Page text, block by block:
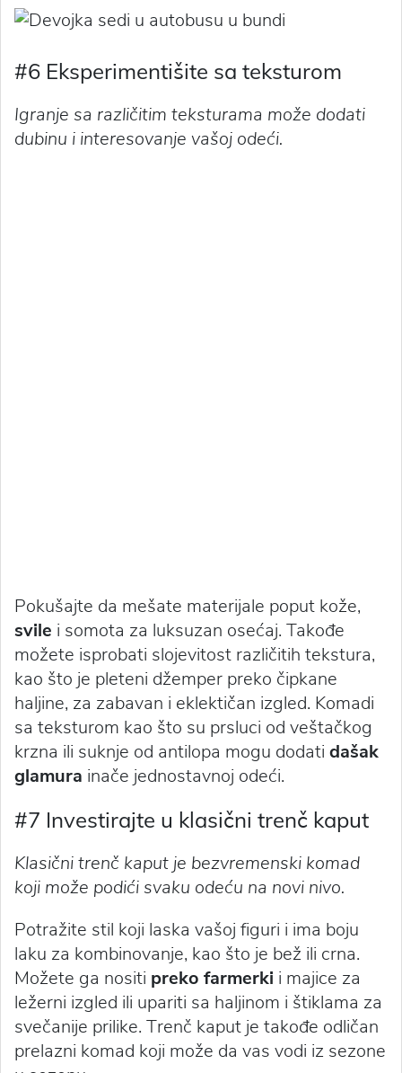
#6 Eksperimentišite sa teksturom
Igranje sa različitim teksturama može dodati
dubinu i interesovanje vašoj odeći.
Pokušajte da mešate materijale poput kože,
svile i somota za luksuzan osećaj. Takođe
možete isprobati slojevitost različitih tekstura,
kao što je pleteni džemper preko čipkane
haljine, za zabavan i eklektičan izgled. Komadi
sa teksturom kao što su prsluci od veštačkog
krzna ili suknje od antilopa mogu dodati dašak
glamura inače jednostavnoj odeći.
#7 Investirajte u klasični trenč kaput
Klasični trenč kaput je bezvremenski komad
koji može podići svaku odeću na novi nivo.
Potražite stil koji laska vašoj figuri i ima boju
laku za kombinovanje, kao što je bež ili crna.
Možete ga nositi preko farmerki i majice za
ležerni izgled ili upariti sa haljinom i štiklama za
svečanije prilike. Trenč kaput je takođe odličan
prelazni komad koji može da vas vodi iz sezone